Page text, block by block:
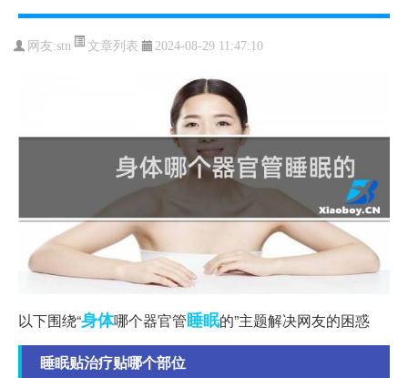
网友:stn 文章列表 2024-08-29 11:47:10
以下围绕“身体哪个器官管睡眠的”主题解决网友的困惑
睡眠贴治疗贴哪个部位